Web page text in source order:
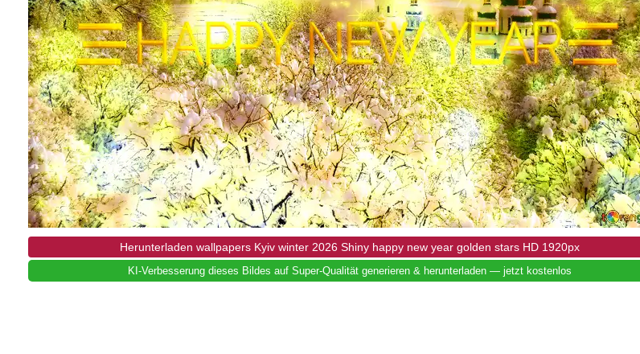
Herunterladen wallpapers Kyiv winter 2026 Shiny happy new year golden stars HD 1920px
KI-Verbesserung dieses Bildes auf Super-Qualität generieren & herunterladen — jetzt kostenlos